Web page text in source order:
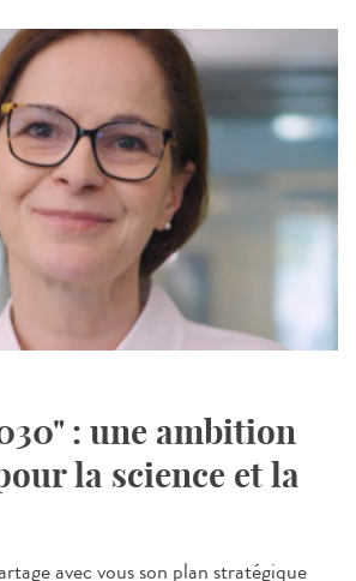
: une ambition
la science et la
avec vous son plan stratégique